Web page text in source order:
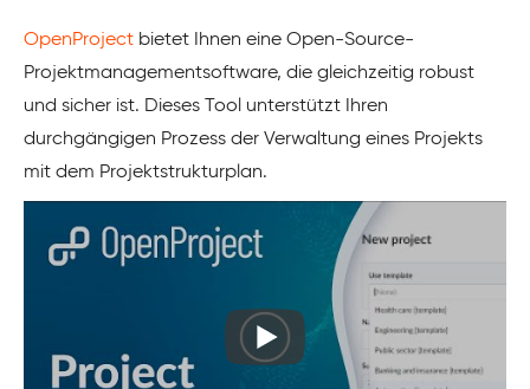
OpenProject bietet Ihnen eine Open-Source-
Projektmanagementsoftware, die gleichzeitig robust
und sicher ist. Dieses Tool unterstützt Ihren
durchgängigen Prozess der Verwaltung eines Projekts
mit dem Projektstrukturplan.